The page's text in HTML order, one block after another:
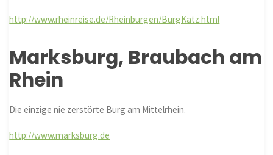
http://www.rheinreise.de/Rheinburgen/BurgKatz.html
Marksburg, Braubach am
Rhein
Die einzige nie zerstörte Burg am Mittelrhein.
http://www.marksburg.de